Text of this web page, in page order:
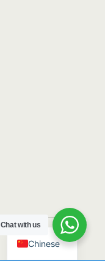
桌面
Chat with us
Chinese